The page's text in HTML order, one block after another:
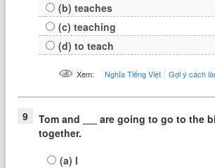
(b) teaches
(c) teaching
(d) to teach
Xem: Nghĩa Tiếng Việt Gợi ý cách
9 Tom and
are going to go to the
together.
(a) I